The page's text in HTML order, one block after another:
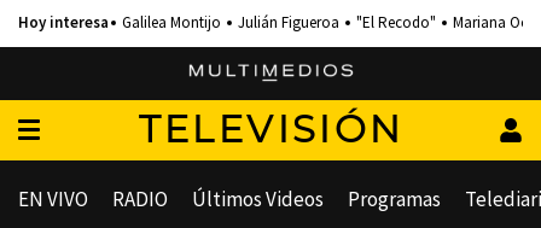
Galilea Montijo Julián Figueroa "El Recodo" Mariana
TELEVISIÓN
EN VIVO RADIO Últimos Videos Programas